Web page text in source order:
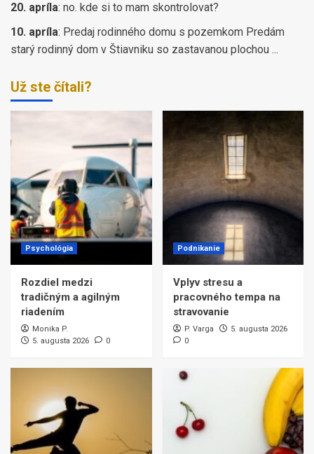
20. apríla: no. kde si to mam skontrolovat?
10. apríla: Predaj rodinného domu s pozemkom Predám
starý rodinný dom v Štiavniku so zastavanou plochou ...
Už ste čítali?
Psychológia
Rozdiel medzi
tradičným a agilným
riadením
Monika P.
5. augusta 2026
0
Podnikanie
Vplyv stresu a
pracovného tempa na
stravovanie
P. Varga
5. augusta 2026
0